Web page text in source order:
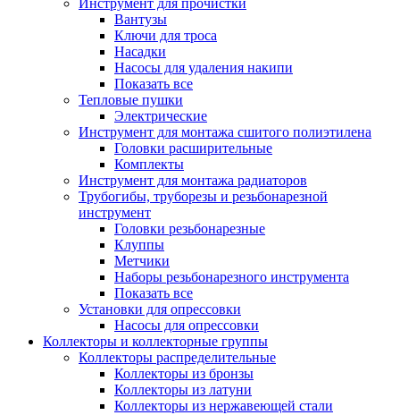
Инструмент для прочистки
Вантузы
Ключи для троса
Насадки
Насосы для удаления накипи
Показать все
Тепловые пушки
Электрические
Инструмент для монтажа сшитого полиэтилена
Головки расширительные
Комплекты
Инструмент для монтажа радиаторов
Трубогибы, труборезы и резьбонарезной
инструмент
Головки резьбонарезные
Клуппы
Метчики
Наборы резьбонарезного инструмента
Показать все
Установки для опрессовки
Насосы для опрессовки
Коллекторы и коллекторные группы
Коллекторы распределительные
Коллекторы из бронзы
Коллекторы из латуни
Коллекторы из нержавеющей стали